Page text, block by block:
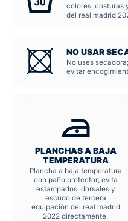
colores, costuras
del real madrid
NO USAR
No uses
evitar
PLANCHAS A BAJA
TEMPERATURA
Plancha a baja temperatura
con paño protector; evita
estampados, dorsales y
escudo de tercera
equipación del real madrid
2022 directamente.